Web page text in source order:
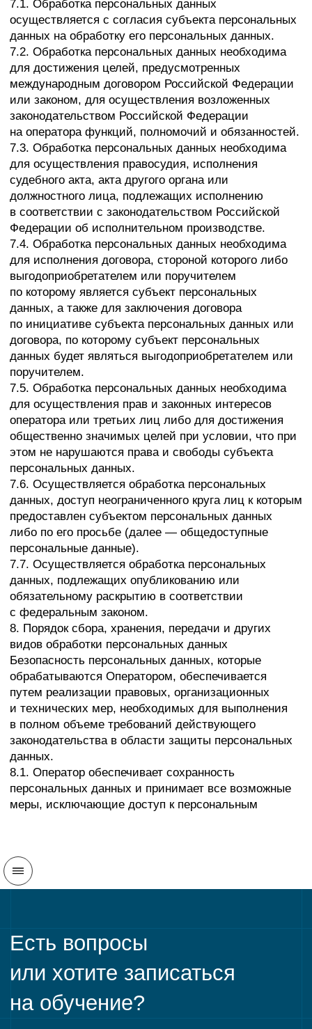
неправомерной обработки персональных данных.
9. Перечень действий, производимых Оператором
с полученными персональными данными
9.1. Оператор осуществляет сбор, запись,
систематизацию, накопление, хранение, уточнение
(обновление, изменение), извлечение,
использование, передачу (распространение,
предоставление, доступ), обезличивание,
блокирование, удаление и уничтожение
персональных данных.
9.2. Оператор осуществляет автоматизированную
обработку персональных данных с получением и/
или передачей полученной информации
по информационно-телекоммуникационным сетям
или без таковой.
10. Трансграничная передача персональных данных
10.1. Оператор до начала осуществления
деятельности по трансграничной передаче
персональных данных обязан уведомить
уполномоченный орган по защите прав субъектов
персональных данных о своем намерении
осуществлять трансграничную передачу
персональных данных (такое уведомление
направляется отдельно от уведомления о намерении
осуществлять обработку персональных данных).
10.2. Оператор до подачи вышеуказанного
уведомления, обязан получить от органов власти
иностранного государства, иностранных физических
лиц, иностранных юридических лиц, которым
планируется трансграничная передача
персональных данных, соответствующие сведения.
11. Конфиденциальность персональных данных
Оператор и иные лица, получившие доступ
к персональным данным, обязаны не раскрывать
третьим лицам и не распространять персональные
данные без согласия субъекта персональных
данных, если иное не предусмотрено федеральным
законом.
12. Заключительные положения
12.1. Пользователь может получить любые
разъяснения по интересующим вопросам,
касающимся обработки его персональных данных,
обратившись к Оператору с помощью электронной
почты info@evolutif.ru.
12.2. В данном документе будут отражены любые
изменения политики обработки персональных
данных Оператором. Политика действует бессрочно
до замены ее новой версией.
12.3. Актуальная версия Политики в свободном
доступе расположена в сети Интернет
по адресу https://evolutif.ru/policy.